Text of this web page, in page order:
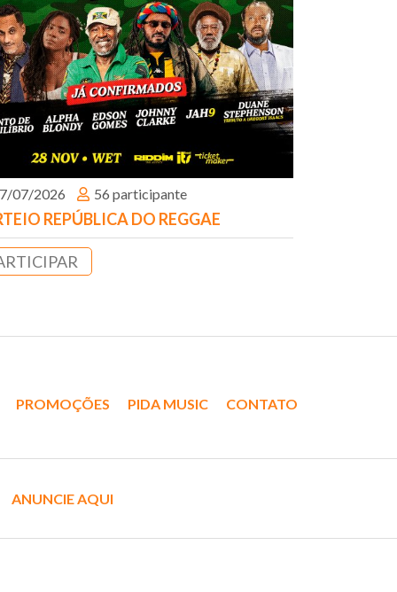
07/2026 56 participante
REPÚBLICA DO REGGAE
PROMOÇÕES PIDA MUSIC CONTATO
ANUNCIE AQUI